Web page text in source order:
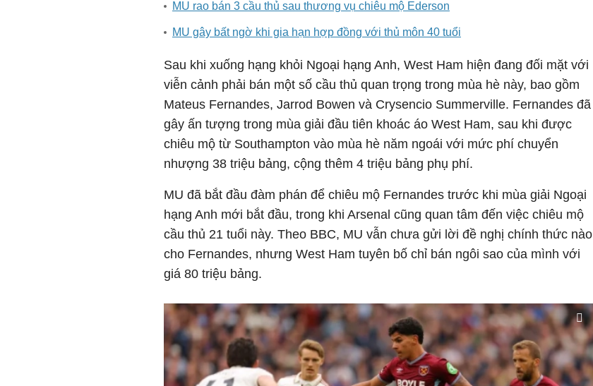
MU rao bán 3 cầu thủ sau thương vụ chiêu mộ Ederson
MU gây bất ngờ khi gia hạn hợp đồng với thủ môn 40 tuổi
Sau khi xuống hạng khỏi Ngoại hạng Anh, West Ham hiện đang đối mặt với
viễn cảnh phải bán một số cầu thủ quan trọng trong mùa hè này, bao gồm
Mateus Fernandes, Jarrod Bowen và Crysencio Summerville. Fernandes đã
gây ấn tượng trong mùa giải đầu tiên khoác áo West Ham, sau khi được
chiêu mộ từ Southampton vào mùa hè năm ngoái với mức phí chuyển
nhượng 38 triệu bảng, cộng thêm 4 triệu bảng phụ phí.
MU đã bắt đầu đàm phán để chiêu mộ Fernandes trước khi mùa giải Ngoại
hạng Anh mới bắt đầu, trong khi Arsenal cũng quan tâm đến việc chiêu mộ
cầu thủ 21 tuổi này. Theo BBC, MU vẫn chưa gửi lời đề nghị chính thức nào
cho Fernandes, nhưng West Ham tuyên bố chỉ bán ngôi sao của mình với
giá 80 triệu bảng.